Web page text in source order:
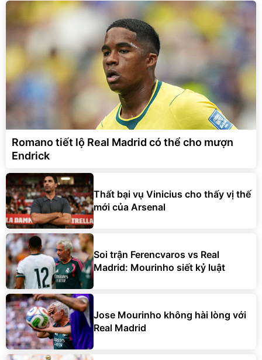
Romano tiết lộ Real Madrid có thể cho mượn
Endrick
Thất bại vụ Vinicius cho thấy vị thế
mới của Arsenal
Soi trận Ferencvaros vs Real
Madrid: Mourinho siết kỷ luật
Jose Mourinho không hài lòng với
Real Madrid